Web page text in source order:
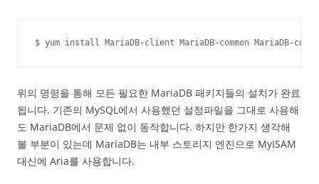
$ yum install MariaDB-client MariaDB-common MariaDB-
위의 명령을 통해 모든 필요한 MariaDB 패키지들의 설치가 완료
됩니다. 기존의 MySQL에서 사용했던 설정파일을 그대로 사용해
도 MariaDB에서 문제 없이 동작합니다. 하지만 한가지 생각해
볼 부분이 있는데 MariaDB는 내부 스토리지 엔진으로 MyISAM
대신에 Aria를 사용합니다.